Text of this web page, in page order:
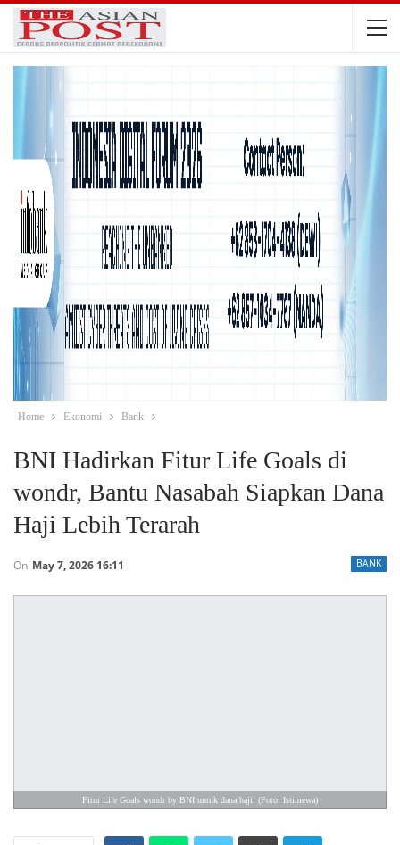
Home Ekonomi Bank
BNI Hadirkan Fitur Life Goals di
wondr, Bantu Nasabah Siapkan Dana
Haji Lebih Terarah
BANK
On May 7, 2026 16:11
Fitur Life Goals wondr by BNI untuk dana haji. (Foto: Istimewa)